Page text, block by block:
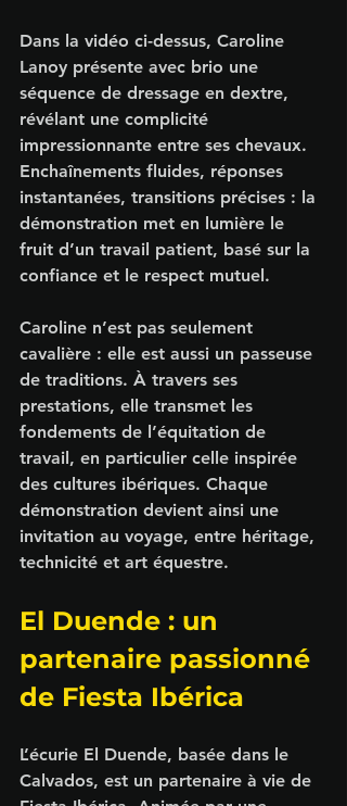
Dans la vidéo ci-dessus, Caroline
Lanoy présente avec brio une
séquence de dressage en dextre,
révélant une complicité
impressionnante entre ses chevaux.
Enchaînements fluides, réponses
instantanées, transitions précises : la
démonstration met en lumière le
fruit d’un travail patient, basé sur la
confiance et le respect mutuel.
Caroline n’est pas seulement
cavalière : elle est aussi un passeuse
de traditions. À travers ses
prestations, elle transmet les
fondements de l’équitation de
travail, en particulier celle inspirée
des cultures ibériques. Chaque
démonstration devient ainsi une
invitation au voyage, entre héritage,
technicité et art équestre.
El Duende : un
partenaire passionné
de Fiesta Ibérica
L’écurie El Duende, basée dans le
Calvados, est un partenaire à vie de